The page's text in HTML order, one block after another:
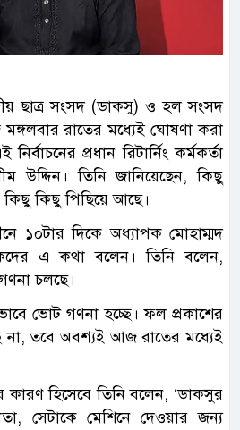
ছাত্র সংসদ (ডাকসু) ও হল সংসদ
রাতের মধ্যেই ঘোষণা করা
প্রধান রিটার্নিং কর্মকর্তা
উদ্দিন। তিনি জানিয়েছেন, কিছু
কিছু কিছু পিছিয়ে আছে।
১০টার দিকে অধ্যাপক মোহাম্মদ
এ কথা বলেন। তিনি বলেন,
চলছে।
ভোট গণনা হচ্ছে। ফল প্রকাশের
না, তবে অবশ্যই আজ রাতের মধ্যেই
হিসেবে তিনি বলেন, ‘ডাকসুর
সেটাকে মেশিনে দেওয়ার জন্য